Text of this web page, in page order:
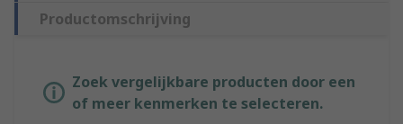
Productomschrijving
Zoek vergelijkbare producten door een
of meer kenmerken te selecteren.